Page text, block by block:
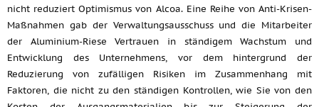
nicht reduziert Optimismus von Alcoa. Eine Reihe von Anti-Krisen-
Maßnahmen gab der Verwaltungsausschuss und die Mitarbeiter
der Aluminium-Riese Vertrauen in ständigem Wachstum und
Entwicklung des Unternehmens, vor dem hintergrund der
Reduzierung von zufälligen Risiken im Zusammenhang mit
Faktoren, die nicht zu den ständigen Kontrollen, wie Sie von den